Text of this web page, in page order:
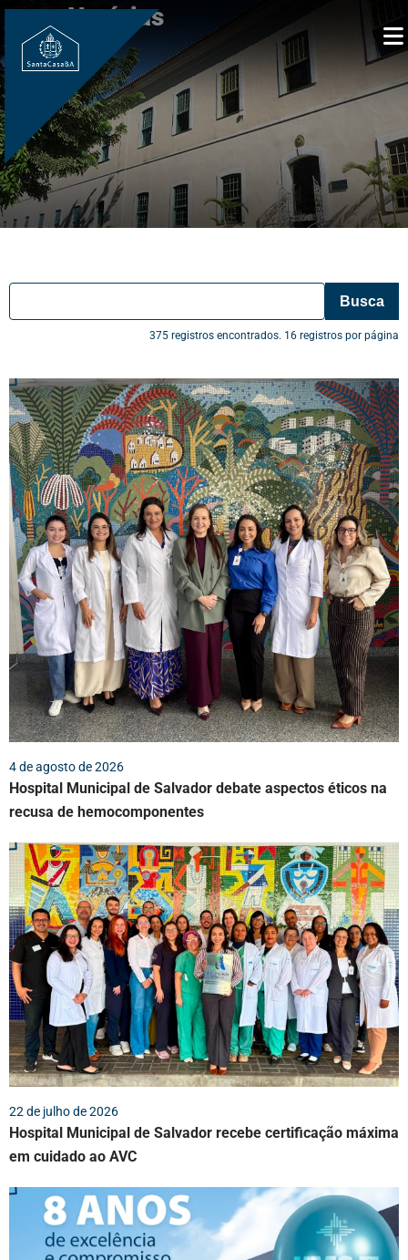
Notícias
Busca
375 registros encontrados. 16 registros por página
4 de agosto de 2026
Hospital Municipal de Salvador debate aspectos éticos na
recusa de hemocomponentes
22 de julho de 2026
Hospital Municipal de Salvador recebe certificação máxima
em cuidado ao AVC